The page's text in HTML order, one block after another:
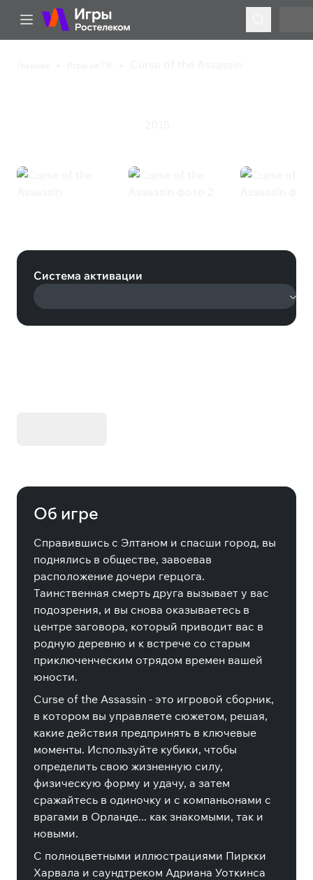
Система активации
Об игре
Справившись с Элтаном и спасши город, вы
поднялись в обществе, завоевав
расположение дочери герцога.
Таинственная смерть друга вызывает у вас
подозрения, и вы снова оказываетесь в
центре заговора, который приводит вас в
родную деревню и к встрече со старым
приключенческим отрядом времен вашей
юности.
Curse of the Assassin - это игровой сборник,
в котором вы управляете сюжетом, решая,
какие действия предпринять в ключевые
моменты. Используйте кубики, чтобы
определить свою жизненную силу,
физическую форму и удачу, а затем
сражайтесь в одиночку и с компаньонами с
врагами в Орланде... как знакомыми, так и
новыми.
С полноцветными иллюстрациями Пиркки
Харвала и саундтреком Адриана Уоткинса